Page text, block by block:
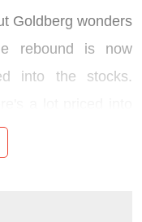
Goldberg wonders
rebound is now
into the stocks.
now that is in
of how things are